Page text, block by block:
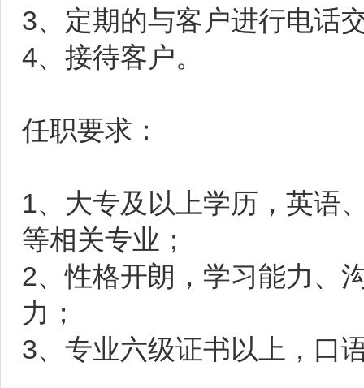
3、定期的与客户进行电话
4、接待客户。
任职要求：
1、大专及以上学历，英语
等相关专业；
2、性格开朗，学习能力、
力；
3、专业六级证书以上，口